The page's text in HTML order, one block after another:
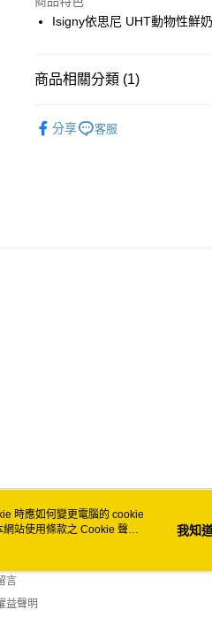
Apple Pay
悠遊付
Isigny依思尼 UHT動物性鮮
商品相關分類 (1)
分享
客服
資訊
言
益聲明
時應如何變更電腦的 cookie
站使用條款之 Cookie 聲明
我知